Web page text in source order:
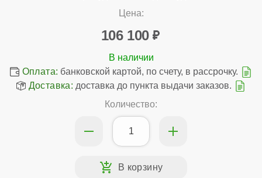
Цена:
106 100
Оплата: банковской картой, по счету, в рассрочку.
Доставка: доставка до пункта выдачи заказов.
Количество: